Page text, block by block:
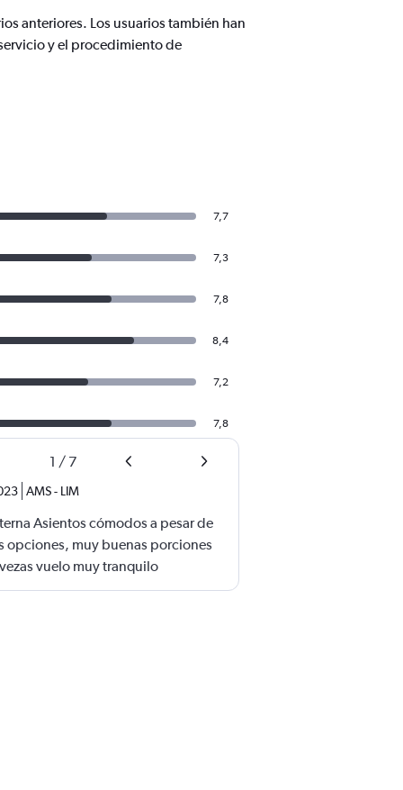
anteriores. Los usuarios también han
y el procedimiento de
7,7
7,3
7,8
8,4
7,2
7,8
1 / 7
AMS- LIM
Asientos cómodos a pesar de
opciones, muy buenas porciones
vuelo muy tranquilo
todo el vuelo sobre el clima,